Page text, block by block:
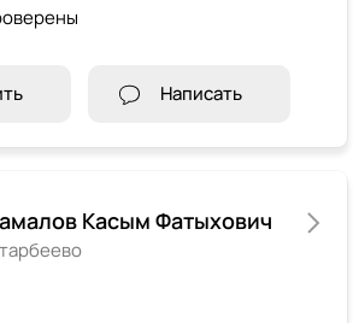
Написать
Касым Фатыхович